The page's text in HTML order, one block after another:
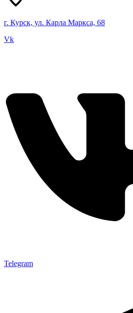
г. Курск, ул. Карла Маркса, 68
Vk
Telegram